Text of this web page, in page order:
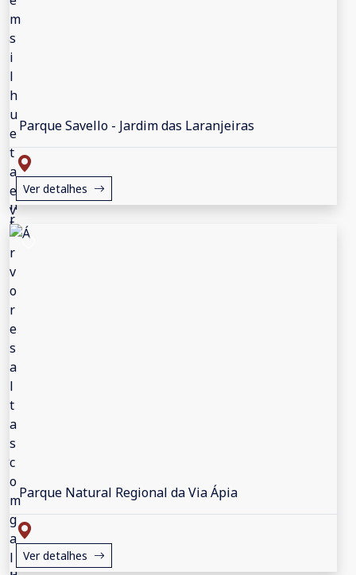
Parque Savello - Jardim das Laranjeiras
Ver detalhes
Parque Natural Regional da Via Ápia
Ver detalhes